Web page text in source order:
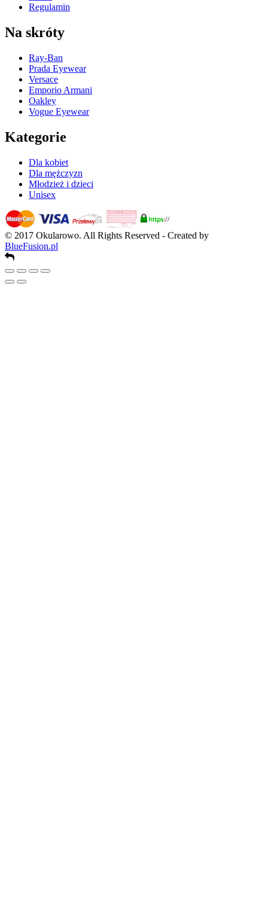
Regulamin
Na skróty
Ray-Ban
Prada Eyewear
Versace
Emporio Armani
Oakley
Vogue Eyewear
Kategorie
Dla kobiet
Dla mężczyzn
Młodzież i dzieci
Unisex
© 2017 Okularowo. All Rights Reserved - Created by
BlueFusion.pl